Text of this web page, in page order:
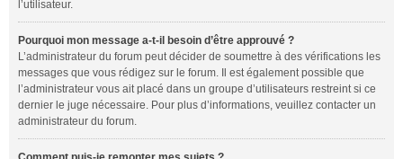
l’utilisateur.
Pourquoi mon message a-t-il besoin d’être approuvé ?
L’administrateur du forum peut décider de soumettre à des vérifications les
messages que vous rédigez sur le forum. Il est également possible que
l’administrateur vous ait placé dans un groupe d’utilisateurs restreint si ce
dernier le juge nécessaire. Pour plus d’informations, veuillez contacter un
administrateur du forum.